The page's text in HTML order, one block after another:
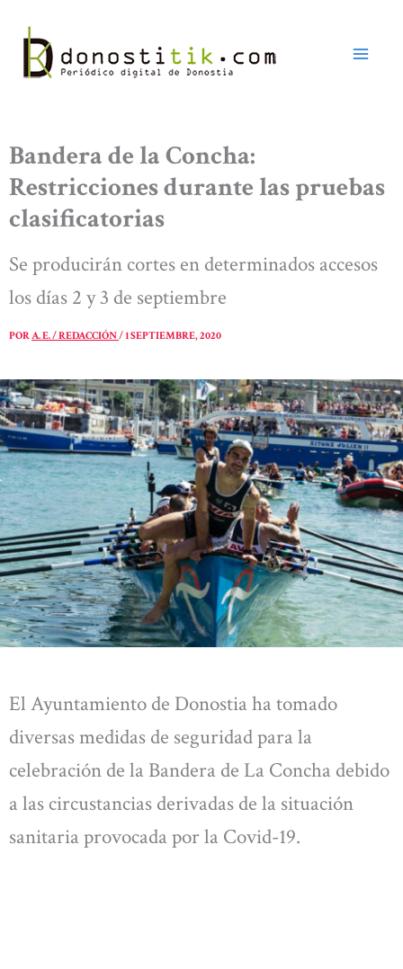
contenido
Bandera de la Concha:
Restricciones durante las pruebas
clasificatorias
Se producirán cortes en determinados accesos
los días 2 y 3 de septiembre
PORA. E. / REDACCIÓN/1 SEPTIEMBRE, 2020
El Ayuntamiento de Donostia ha tomado
diversas medidas de seguridad para la
celebración de la Bandera de La Concha debido
a las circustancias derivadas de la situación
sanitaria provocada por la Covid-19.